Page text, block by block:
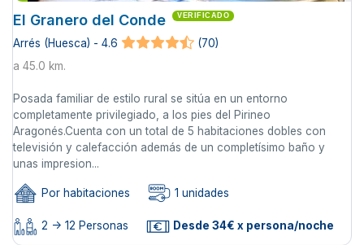
El Granero del Conde VERIFICADO
Arrés (Huesca) - 4.6
(70)
a 45.0 km.
Posada familiar de estilo rural se sitúa en un entorno
completamente privilegiado, a los pies del Pirineo
Aragonés.Cuenta con un total de 5 habitaciones dobles con
televisión y calefacción además de un completísimo baño y
unas impresion...
Por habitaciones 1 unidades
2 -> 12 Personas Desde 34€ x persona/noche